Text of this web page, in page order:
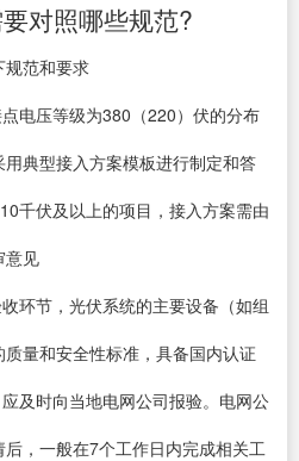
对照哪些规范?
规范和要求
电压等级为380（220）伏的分布
典型接入方案模板进行制定和答
千伏及以上的项目，接入方案需由
意见
环节，光伏系统的主要设备（如组
量和安全性标准，具备国内认证
及时向当地电网公司报验。电网公
，一般在7个工作日内完成相关工